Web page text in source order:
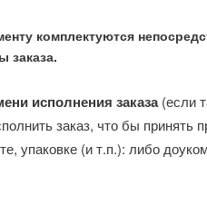
комплектуются
заказа.
исполнения заказа(если
заказ, что бы принять
упаковке (и т.п.): либо